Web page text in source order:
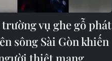
vụ ghe gỗ phát
sông Sài Gòn khiến
thiệt mạng